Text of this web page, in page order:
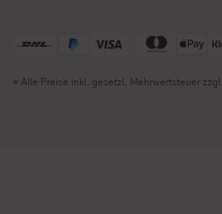
* Alle Preise inkl. gesetzl. Mehrwertsteuer zzgl.